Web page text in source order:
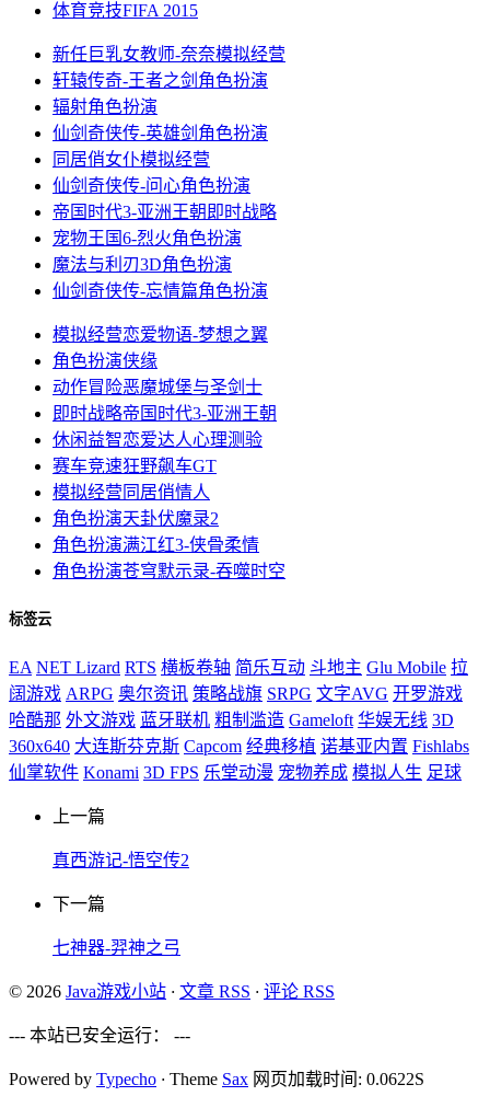
体育竞技FIFA 2015
新任巨乳女教师-奈奈模拟经营
轩辕传奇-王者之剑 角色扮演
辐射角色扮演
仙剑奇侠传-英雄剑 角色扮演
同居俏女仆模拟经营
仙剑奇侠传-问心角色扮演
帝国时代3-亚洲王朝即时战略
宠物王国6-烈火角色扮演
魔法与利刃3D角色扮演
仙剑奇侠传-忘情篇角色扮演
模拟经营恋爱物语-梦想之翼
角色扮演侠缘
动作冒险恶魔城堡与圣剑士
即时战略帝国时代3-亚洲王朝
休闲益智恋爱达人心理测验
赛车竞速狂野飙车GT
模拟经营 同居俏情人
角色扮演天卦伏魔录2
角色扮演满江红3-侠骨柔情
角色扮演苍穹默示录-吞噬时空
标签云
EA NET Lizard RTS 横板卷轴 简乐互动 斗地主 Glu Mobile 拉
阔游戏 ARPG 奥尔资讯 策略战旗 SRPG 文字AVG 开罗游戏
哈酷那 外文游戏 蓝牙联机 粗制滥造 Gameloft 华娱无线 3D
360x640 大连斯芬克斯 Capcom 经典移植 诺基亚内置 Fishlabs
仙掌软件 Konami 3D FPS 乐堂动漫 宠物养成 模拟人生 足球
上一篇
真西游记-悟空传2
下一篇
七神器-羿神之弓
© 2026 Java游戏小站 · 文章 RSS · 评论 RSS
--- 本站已安全运行： ---
Powered by Typecho · Theme Sax 网页加载时间: 0.0622S